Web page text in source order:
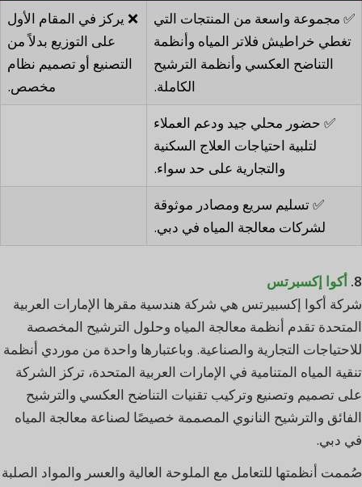
✅ مجموعة واسعة من المنتجات التي
تغطي خراطيش فلاتر المياه وأنظمة
التناضح العكسي وأنظمة الترشيح
الكاملة.
❌ يركز في المقام الأول
على التوزيع بدلاً من
التصنيع أو تصميم نظام
مخصص.
✅ حضور محلي جيد ودعم العملاء
لتلبية احتياجات العلاج السكنية
والتجارية على حد سواء.
✅ تسليم سريع ومصادر موثوقة
لشركات معالجة المياه في دبي.
8. أكوا إكسبرتس
شركة أكوا إكسبيرتس هي شركة هندسية مقرها الإمارات العربية
المتحدة تقدم أنظمة معالجة المياه وحلول الترشيح المخصصة
للاحتياجات التجارية والصناعية. وباعتبارها واحدة من موردي أنظمة
تنقية المياه المتنامية في الإمارات العربية المتحدة، تركز الشركة
على تصميم وتصنيع وتركيب تقنيات التناضح العكسي والترشيح
الفائق والترشيح النانوي المصممة خصيصًا لصناعة معالجة المياه
في دبي.
صُممت أنظمتها للتعامل مع الملوحة العالية والعسر والمواد الصلبة